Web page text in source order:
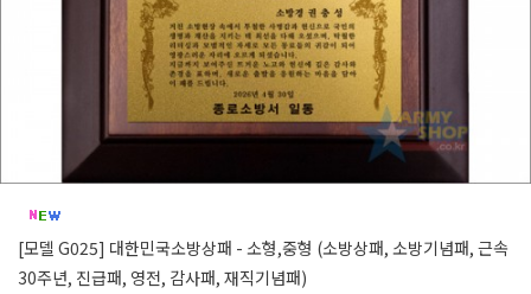
[모델 G025] 대한민국소방상패 - 소형,중형 (소방상패, 소방기념패, 근속
30주년, 진급패, 영전, 감사패, 재직기념패)